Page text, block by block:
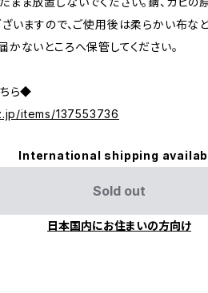
いますので、ご使用後は柔らかい布など
ないところへ保管してください。
ら◆
items/137553736
International shipping
Sold out
日本国内にお住まいの方向け